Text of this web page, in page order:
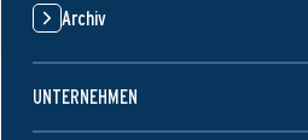
Archiv
UNTERNEHMEN